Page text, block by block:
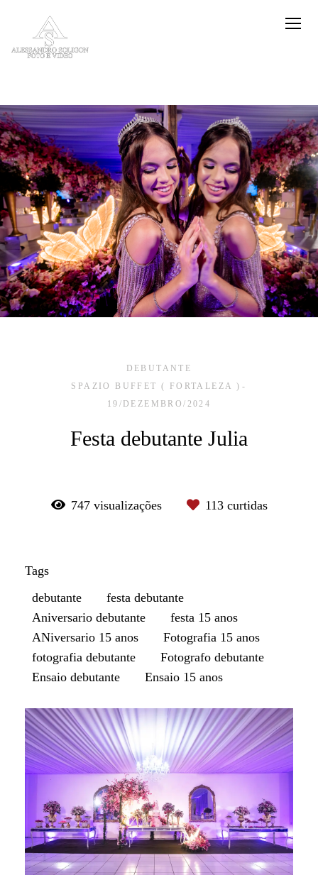
DEBUTANTE
SPAZIO BUFFET ( FORTALEZA )
19/DEZEMBRO/2024
Festa debutante Julia
747visualizações 113curtidas
Tags
debutante
festa debutante
Aniversario debutante
festa 15 anos
ANiversario 15 anos
Fotografia 15 anos
fotografia debutante
Fotografo debutante
Ensaio debutante
Ensaio 15 anos